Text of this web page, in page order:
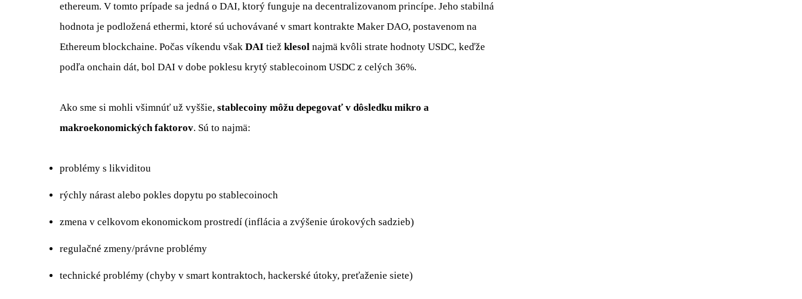
ethereum. V tomto prípade sa jedná o DAI, ktorý funguje na decentralizovanom princípe. Jeho stabilná
hodnota je podložená ethermi, ktoré sú uchovávané v smart kontrakte Maker DAO, postavenom na
Ethereum blockchaine. Počas víkendu však DAI tiež klesol najmä kvôli strate hodnoty USDC, keďže
podľa onchain dát, bol DAI v dobe poklesu krytý stablecoinom USDC z celých 36%.
Ako sme si mohli všimnúť už vyššie, stablecoiny môžu depegovať v dôsledku mikro a
makroekonomických faktorov. Sú to najmä:
problémy s likviditou
rýchly nárast alebo pokles dopytu po stablecoinoch
zmena v celkovom ekonomickom prostredí (inflácia a zvýšenie úrokových sadzieb)
regulačné zmeny/právne problémy
technické problémy (chyby v smart kontraktoch, hackerské útoky, preťaženie siete)